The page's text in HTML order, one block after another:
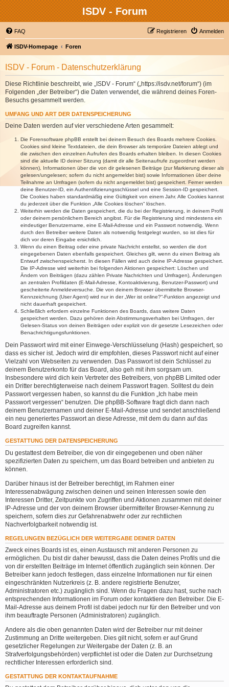
ISDV - Forum
FAQ Anmelden
Registrieren
ISDV-Homepage Foren
ISDV - Forum - Datenschutzerklärung
Diese Richtlinie beschreibt, wie „ISDV - Forum“ („https://isdv.net/forum“) (im
Folgenden „der Betreiber“) die Daten verwendet, die während deines Foren-
Besuchs gesammelt werden.
UMFANG UND ART DER DATENSPEICHERUNG
Deine Daten werden auf vier verschiedene Arten gesammelt:
Die Forensoftware phpBB erstellt bei deinem Besuch des Boards mehrere Cookies.
Cookies sind kleine Textdateien, die dein Browser als temporäre Dateien ablegt und
die zwischen den einzelnen Aufrufen des Boards erhalten bleiben. In diesen Cookies
sind die aktuelle ID deiner Sitzung (damit dir alle Seitenaufrufe zugeordnet werden
können), Informationen über die von dir gelesenen Beiträge (zur Markierung dieser als
gelesen/ungelesen; sofern du nicht angemeldet bist) sowie Informationen über deine
Teilnahme an Umfragen (sofern du nicht angemeldet bist) gespeichert. Ferner werden
deine Benutzer-ID, ein Authentifizierungsschlüssel und eine Session-ID gespeichert.
Die Cookies haben standardmäßig eine Gültigkeit von einem Jahr. Alle Cookies kannst
du jederzeit über die Funktion „Alle Cookies löschen“ löschen.
Weiterhin werden die Daten gespeichert, die du bei der Registrierung, in deinem Profil
oder deinem persönlichem Bereich angibst. Für die Registrierung sind mindestens ein
eindeutiger Benutzername, eine E-Mail-Adresse und ein Passwort notwendig. Wenn
durch den Betreiber weitere Daten als notwendig festgelegt wurden, so ist dies für
dich vor deren Eingabe ersichtlich.
Wenn du einen Beitrag oder eine private Nachricht erstellst, so werden die dort
eingegebenen Daten ebenfalls gespeichert. Gleiches gilt, wenn du einen Beitrag als
Entwurf zwischenspeicherst. In diesen Fällen wird auch deine IP-Adresse gespeichert.
Die IP-Adresse wird weiterhin bei folgenden Aktionen gespeichert: Löschen und
Ändern von Beiträgen (dazu zählen Private Nachrichten und Umfragen), Änderungen
an zentralen Profildaten (E-Mail-Adresse, Kontoaktivierung, Benutzer-Passwort) und
gescheiterte Anmeldeversuche. Die von deinem Browser übermittelte Browser-
Kennzeichnung (User Agent) wird nur in der „Wer ist online?“-Funktion angezeigt und
nicht dauerhaft gespeichert.
Schließlich erfordern einzelne Funktionen des Boards, dass weitere Daten
gespeichert werden. Dazu gehören dein Abstimmungsverhalten bei Umfragen, der
Gelesen-Status von deinen Beiträgen oder explizit von dir gesetzte Lesezeichen oder
Benachrichtigungsfunktionen.
Dein Passwort wird mit einer Einwege-Verschlüsselung (Hash) gespeichert, so
dass es sicher ist. Jedoch wird dir empfohlen, dieses Passwort nicht auf einer
Vielzahl von Webseiten zu verwenden. Das Passwort ist dein Schlüssel zu
deinem Benutzerkonto für das Board, also geh mit ihm sorgsam um.
Insbesondere wird dich kein Vertreter des Betreibers, von phpBB Limited oder
ein Dritter berechtigterweise nach deinem Passwort fragen. Solltest du dein
Passwort vergessen haben, so kannst du die Funktion „Ich habe mein
Passwort vergessen“ benutzen. Die phpBB-Software fragt dich dann nach
deinem Benutzernamen und deiner E-Mail-Adresse und sendet anschließend
ein neu generiertes Passwort an diese Adresse, mit dem du dann auf das
Board zugreifen kannst.
GESTATTUNG DER DATENSPEICHERUNG
Du gestattest dem Betreiber, die von dir eingegebenen und oben näher
spezifizierten Daten zu speichern, um das Board betreiben und anbieten zu
können.
Darüber hinaus ist der Betreiber berechtigt, im Rahmen einer
Interessenabwägung zwischen deinen und seinen Interessen sowie den
Interessen Dritter, Zeitpunkte von Zugriffen und Aktionen zusammen mit deiner
IP-Adresse und der von deinem Browser übermittelter Browser-Kennung zu
speichern, sofern dies zur Gefahrenabwehr oder zur rechtlichen
Nachverfolgbarkeit notwendig ist.
REGELUNGEN BEZÜGLICH DER WEITERGABE DEINER DATEN
Zweck eines Boards ist es, einen Austausch mit anderen Personen zu
ermöglichen. Du bist dir daher bewusst, dass die Daten deines Profils und die
von dir erstellten Beiträge im Internet öffentlich zugänglich sein können. Der
Betreiber kann jedoch festlegen, dass einzelne Informationen nur für einen
eingeschränkten Nutzerkreis (z. B. andere registrierte Benutzer,
Administratoren etc.) zugänglich sind. Wenn du Fragen dazu hast, suche nach
entsprechenden Informationen im Forum oder kontaktiere den Betreiber. Die E-
Mail-Adresse aus deinem Profil ist dabei jedoch nur für den Betreiber und von
ihm beauftragte Personen (Administratoren) zugänglich.
Andere als die oben genannten Daten wird der Betreiber nur mit deiner
Zustimmung an Dritte weitergeben. Dies gilt nicht, sofern er auf Grund
gesetzlicher Regelungen zur Weitergabe der Daten (z. B. an
Strafverfolgungsbehörden) verpflichtet ist oder die Daten zur Durchsetzung
rechtlicher Interessen erforderlich sind.
GESTATTUNG DER KONTAKTAUFNAHME